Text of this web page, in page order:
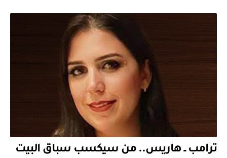
ترامب ــ هاريس.. من سيكسب سباق البيت